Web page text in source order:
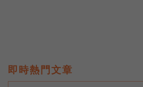
即時熱門文章